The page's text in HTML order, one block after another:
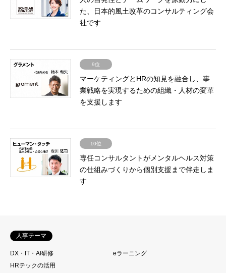
た、日本的風土改革のコンサルティング会
社です
9位
マーケティングとHRの知見を融合し、事
業戦略を実現するための組織・人材の変革
を支援します
10位
専任コンサルタントがメンタルヘルス対策
の仕組みづくりから個別支援まで伴走しま
す
人事テーマ
DX・IT・AI研修
eラーニング
HRテックの活用